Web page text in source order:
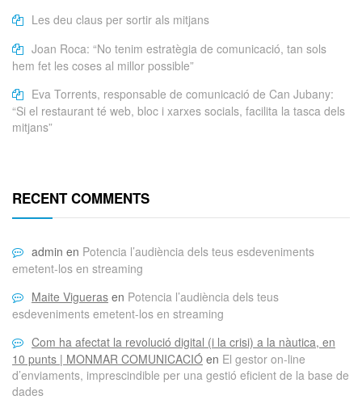
Les deu claus per sortir als mitjans
Joan Roca: “No tenim estratègia de comunicació, tan sols
hem fet les coses al millor possible”
Eva Torrents, responsable de comunicació de Can Jubany:
“Si el restaurant té web, bloc i xarxes socials, facilita la tasca dels
mitjans”
RECENT COMMENTS
admin en Potencia l’audiència dels teus esdeveniments
emetent-los en streaming
Maite Vigueras en Potencia l’audiència dels teus
esdeveniments emetent-los en streaming
Com ha afectat la revolució digital (i la crisi) a la nàutica, en
10 punts | MONMAR COMUNICACIÓ en El gestor on-line
d’enviaments, imprescindible per una gestió eficient de la base de
dades